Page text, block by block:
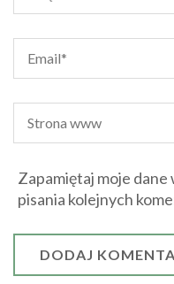
Zapamiętaj moje
pisania kolejnych